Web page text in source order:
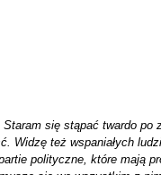
się stąpać twardo po
Widzę też wspaniałych
polityczne, które mają